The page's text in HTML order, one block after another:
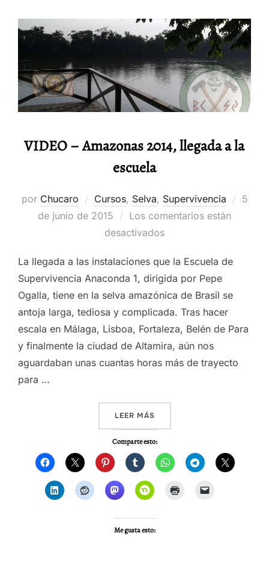
VIDEO – Amazonas 2014, llegada a la
escuela
por Chucaro Cursos, Selva, Supervivencia
5
de junio de 2015
Los comentarios están
desactivados
La llegada a las instalaciones que la Escuela de
Supervivencia Anaconda 1, dirigida por Pepe
Ogalla, tiene en la selva amazónica de Brasil se
antoja larga, tediosa y complicada. Tras hacer
escala en Málaga, Lisboa, Fortaleza, Belén de Para
y finalmente la ciudad de Altamira, aún nos
aguardaban unas cuantas horas más de trayecto
para …
LEER MÁS«VIDEO – AMAZONAS 2014,
Comparte esto:
Me gusta esto: